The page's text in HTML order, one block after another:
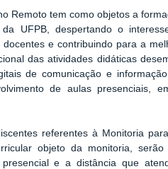
Remoto tem como objetos a
UFPB, despertando o
e contribuindo para a
das atividades didáticas
de comunicação e
de aulas presenciais,
referentes à Monitoria
objeto da monitoria,
e a distância que